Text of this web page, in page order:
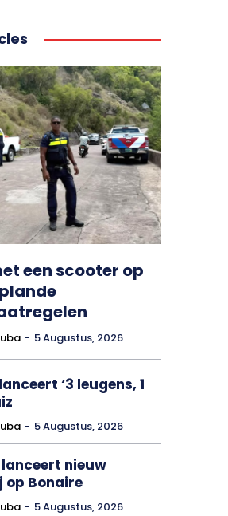
een scooter op
- 5 Augustus, 2026
‘3 leugens, 1
- 5 Augustus, 2026
nieuw
Bonaire
- 5 Augustus, 2026